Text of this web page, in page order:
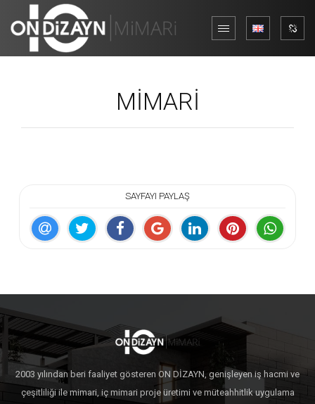
MİMARİ
SAYFAYI PAYLAŞ
2003 yılından beri faaliyet gösteren ON DİZAYN, genişleyen iş hacmi ve
çeşitliliği ile mimari, iç mimari proje üretimi ve müteahhitlik uygulama